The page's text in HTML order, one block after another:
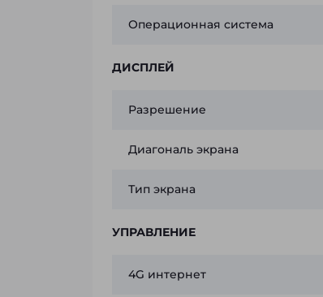
Операционная система
ДИСПЛЕЙ
Разрешение
Диагональ экрана
Тип экрана
УПРАВЛЕНИЕ
4G интернет